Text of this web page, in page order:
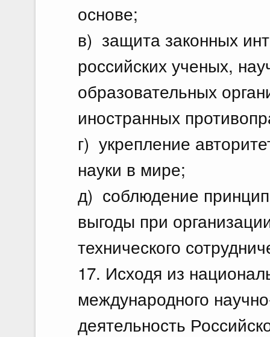
основе;
в) защита законных
российских ученых,
образовательных
иностранных
г) укрепление
науки в мире;
д) соблюдение
выгоды при
технического
17. Исходя из
международного
деятельность